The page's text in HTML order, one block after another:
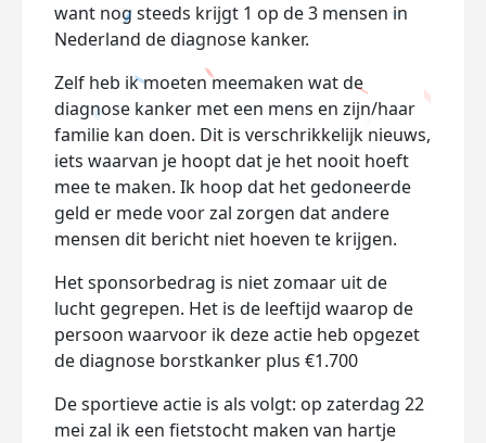
want nog steeds krijgt 1 op de 3 mensen in
Nederland de diagnose kanker.
Zelf heb ik moeten meemaken wat de
diagnose kanker met een mens en zijn/haar
familie kan doen. Dit is verschrikkelijk nieuws,
iets waarvan je hoopt dat je het nooit hoeft
mee te maken. Ik hoop dat het gedoneerde
geld er mede voor zal zorgen dat andere
mensen dit bericht niet hoeven te krijgen.
Het sponsorbedrag is niet zomaar uit de
lucht gegrepen. Het is de leeftijd waarop de
persoon waarvoor ik deze actie heb opgezet
de diagnose borstkanker plus €1.700
De sportieve actie is als volgt: op zaterdag 22
mei zal ik een fietstocht maken van hartje